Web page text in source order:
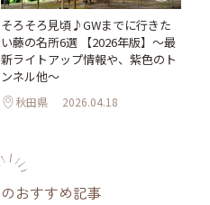
そろそろ見頃♪GWまでに行きた
い藤の名所6選 【2026年版】～最
新ライトアップ情報や、紫色のト
ンネル他～
秋田県 2026.04.18
のおすすめ記事